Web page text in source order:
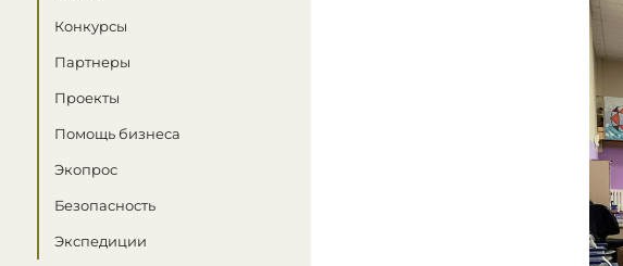
Конкурсы
Партнеры
Проекты
Помощь бизнеса
Экопрос
Безопасность
Экспедиции